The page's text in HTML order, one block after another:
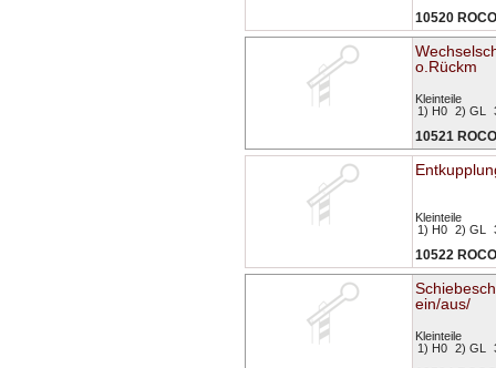
10520 ROCO
o.Rückm
Kleinteile
1) H0 2) GL
10521 ROCO
Kleinteile
1) H0 2) GL
10522 ROCO
ein/aus/
Kleinteile
1) H0 2) GL